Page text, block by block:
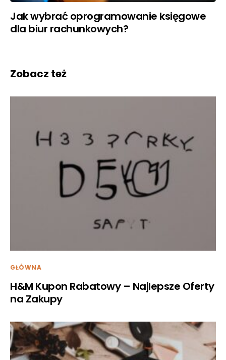
Jak wybrać oprogramowanie księgowe
dla biur rachunkowych?
Zobacz też
GŁÓWNA
H&M Kupon Rabatowy – Najlepsze Oferty
na Zakupy